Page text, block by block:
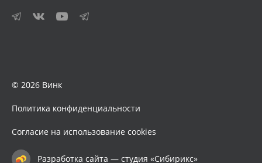
© 2026 Винк
Политика конфиденциальности
Согласие на использование cookies
Разработка сайта — студия «Сибирикс»